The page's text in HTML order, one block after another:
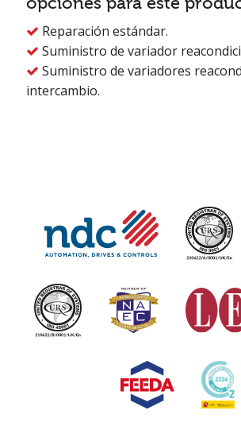
 Reparación estándar.
 Suministro de variador
 Suministro de variadores
intercambio.